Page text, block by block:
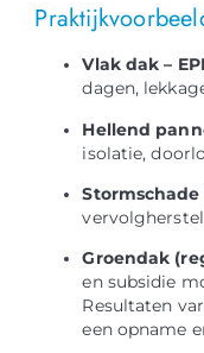
Vlak dak –
dagen,
Hellend
isolatie,
Stormschade
Groendak
en subsidie
Resultaten
een opname